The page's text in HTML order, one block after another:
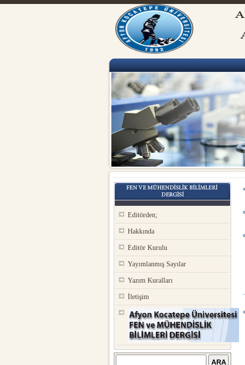
Editörden;
Hakkında
Editör Kurulu
Yayımlanmış Sayılar
Yazım Kuralları
İletişim